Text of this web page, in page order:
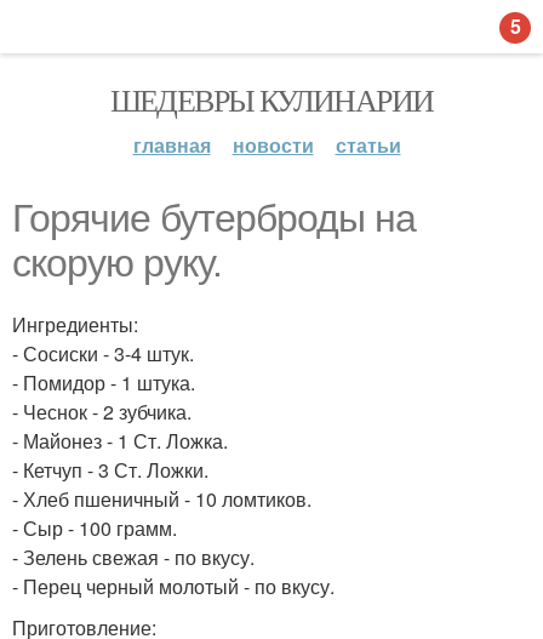
ШЕДЕВРЫ КУЛИНАРИИ
главная новости статьи
Горячие бутерброды на
скорую руку.
Ингредиенты:
- Сосиски - 3-4 штук.
- Помидор - 1 штука.
- Чеснок - 2 зубчика.
- Майонез - 1 Ст. Ложка.
- Кетчуп - 3 Ст. Ложки.
- Хлеб пшеничный - 10 ломтиков.
- Сыр - 100 грамм.
- Зелень свежая - по вкусу.
- Перец черный молотый - по вкусу.
Приготовление:
5